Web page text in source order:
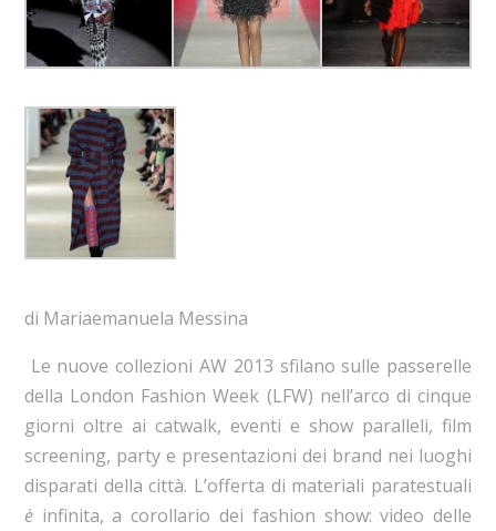
di Mariaemanuela Messina
Le nuove collezioni AW 2013 sfilano sulle passerelle
della London Fashion Week (LFW) nell’arco di cinque
giorni oltre ai catwalk, eventi e show paralleli, film
screening, party e presentazioni dei brand nei luoghi
disparati della città. L’offerta di materiali paratestuali
èinfinita, a corollario dei fashion show: video delle